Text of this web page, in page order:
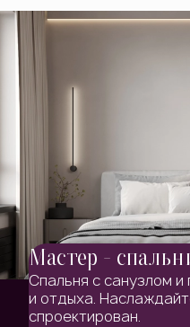
Мастер -
Спальня с санузлом
и отдыха.
спроектирован.